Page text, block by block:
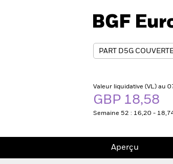
BGF
Valeur liquidative (VL) au
GBP 18,58
Semaine 52 : 16,20 -
Aperçu